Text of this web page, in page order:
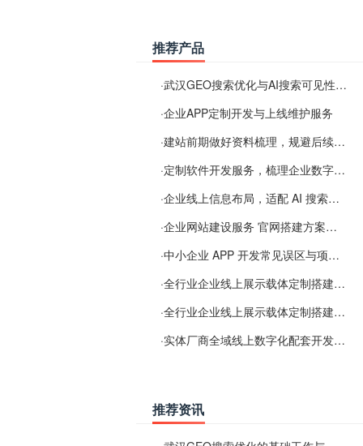
推荐产品
·武汉GEO搜索优化与AI搜索可见性服务
·企业APP定制开发与上线维护服务
·建站前期做好资料梳理，规避后续各类使用难题
·定制软件开发服务，梳理企业数字化落地常见难点
·企业线上信息布局，适配 AI 搜索需要留意这些要点
·企业网站建设服务 官网搭建方案经验分享
·中小企业 APP 开发常见误区与项目规划实用经验
·全行业企业线上展示载体定制搭建服务
·全行业企业线上展示载体定制搭建服务
·实体厂商全域线上数字化配套开发与地域检索优化服务
推荐资讯